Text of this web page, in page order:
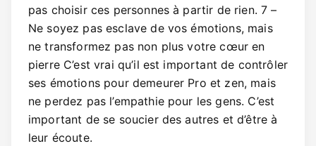
pas choisir ces personnes à partir de rien. 7 –
Ne soyez pas esclave de vos émotions, mais
ne transformez pas non plus votre cœur en
pierre C’est vrai qu’il est important de contrôler
ses émotions pour demeurer Pro et zen, mais
ne perdez pas l’empathie pour les gens. C’est
important de se soucier des autres et d’être à
leur écoute.